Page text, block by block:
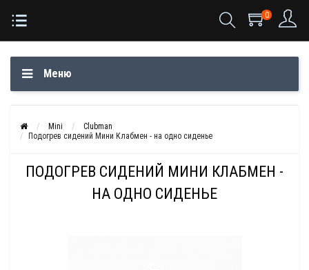
0
Меню
Mini
Clubman
Подогрев сидений Мини Клабмен - на одно сиденье
ПОДОГРЕВ СИДЕНИЙ МИНИ КЛАБМЕН -
НА ОДНО СИДЕНЬЕ